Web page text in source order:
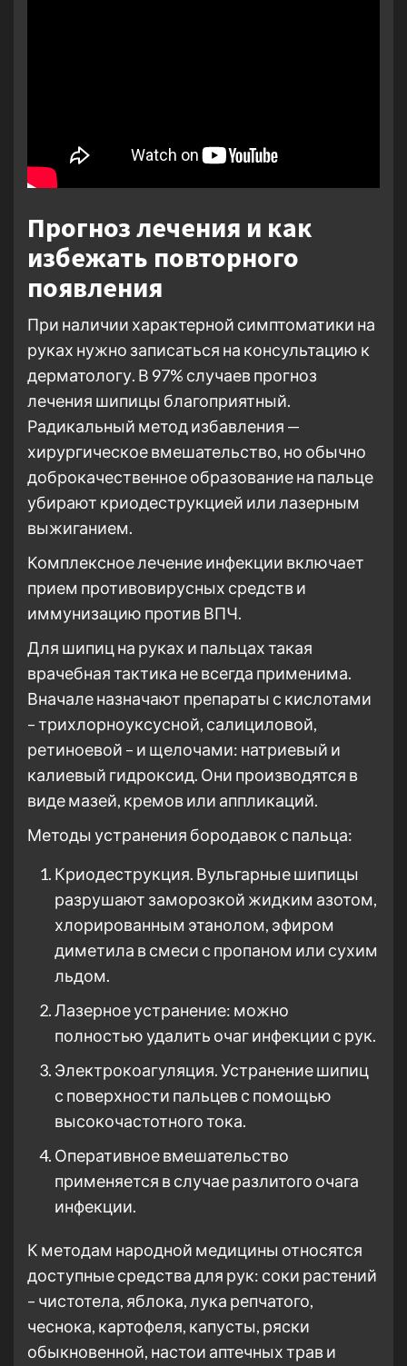
Прогноз лечения и как
избежать повторного
появления
При наличии характерной симптоматики на
руках нужно записаться на консультацию к
дерматологу. В 97% случаев прогноз
лечения шипицы благоприятный.
Радикальный метод избавления —
хирургическое вмешательство, но обычно
доброкачественное образование на пальце
убирают криодеструкцией или лазерным
выжиганием.
Комплексное лечение инфекции включает
прием противовирусных средств и
иммунизацию против ВПЧ.
Для шипиц на руках и пальцах такая
врачебная тактика не всегда применима.
Вначале назначают препараты с кислотами
– трихлорноуксусной, салициловой,
ретиноевой – и щелочами: натриевый и
калиевый гидроксид. Они производятся в
виде мазей, кремов или аппликаций.
Методы устранения бородавок с пальца:
Криодеструкция. Вульгарные шипицы
разрушают заморозкой жидким азотом,
хлорированным этанолом, эфиром
диметила в смеси с пропаном или сухим
льдом.
Лазерное устранение: можно
полностью удалить очаг инфекции с рук.
Электрокоагуляция. Устранение шипиц
с поверхности пальцев с помощью
высокочастотного тока.
Оперативное вмешательство
применяется в случае разлитого очага
инфекции.
К методам народной медицины относятся
доступные средства для рук: соки растений
– чистотела, яблока, лука репчатого,
чеснока, картофеля, капусты, ряски
обыкновенной, настои аптечных трав и